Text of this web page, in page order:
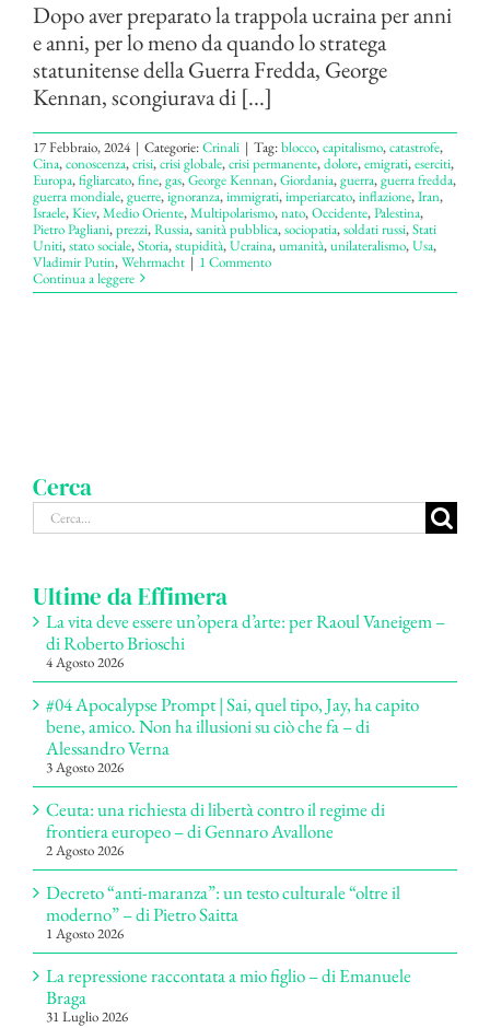
Dopo aver preparato la trappola ucraina per anni
e anni, per lo meno da quando lo stratega
statunitense della Guerra Fredda, George
Kennan, scongiurava di [...]
17 Febbraio, 2024 | Categorie:Crinali | Tag:blocco,capitalismo,catastrofe,
Cina,conoscenza,crisi,crisi globale,crisi permanente,dolore,emigrati,eserciti,
Europa,figliarcato,fine,gas,George Kennan,Giordania,guerra,guerra fredda,
guerra mondiale,guerre,ignoranza,immigrati,imperiarcato,inflazione,Iran,
Israele,Kiev,Medio Oriente,Multipolarismo,nato,Occidente,Palestina,
Pietro Pagliani,prezzi,Russia,sanità pubblica,sociopatia,soldati russi,Stati
Uniti,stato sociale,Storia,stupidità,Ucraina,umanità,unilateralismo,Usa,
Vladimir Putin,Wehrmacht | 1 Commento
Continua a leggere
Cerca
Cerca
per:
Ultime da Effimera
La vita deve essere un’opera d’arte: per Raoul Vaneigem –
di Roberto Brioschi
4 Agosto 2026
#04 Apocalypse Prompt | Sai, quel tipo, Jay, ha capito
bene, amico. Non ha illusioni su ciò che fa – di
Alessandro Verna
3 Agosto 2026
Ceuta: una richiesta di libertà contro il regime di
frontiera europeo – di Gennaro Avallone
2 Agosto 2026
Decreto “anti-maranza”: un testo culturale “oltre il
moderno” – di Pietro Saitta
1 Agosto 2026
La repressione raccontata a mio figlio – di Emanuele
Braga
31 Luglio 2026